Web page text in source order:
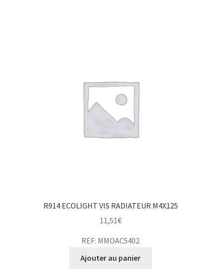
R914 ECOLIGHT VIS RADIATEUR M4X125
11,51€
REF: MMOAC5402
Ajouter au panier